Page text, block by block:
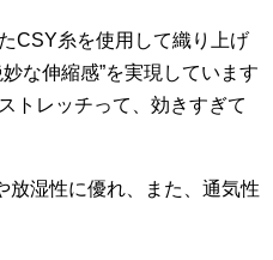
CSY糸を使用して織り上げ
な伸縮感”を実現しています
トレッチって、効きすぎて
放湿性に優れ、また、通気性